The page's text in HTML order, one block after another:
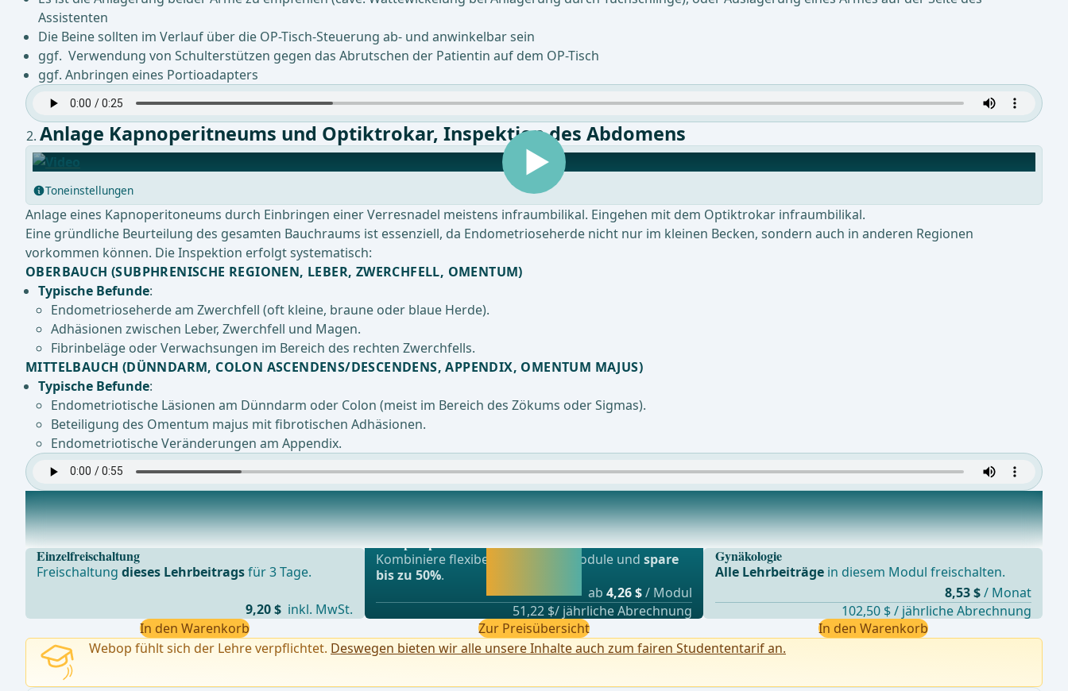
Assistenten
Die Beine sollten im Verlauf über die OP-Tisch-Steuerung ab- und anwinkelbar sein
ggf. Verwendung von Schulterstützen gegen das Abrutschen der Patientin auf dem OP-Tisch
ggf. Anbringen eines Portioadapters
Anlage Kapnoperitneums und Optiktrokar, Inspektion des Abdomens
Toneinstellungen
Anlage eines Kapnoperitoneums durch Einbringen einer Verresnadel meistens infraumbilikal. Eingehen mit dem Optiktrokar infraumbilikal.
Eine gründliche Beurteilung des gesamten Bauchraums ist essenziell, da Endometrioseherde nicht nur im kleinen Becken, sondern auch in anderen Regionen
vorkommen können. Die Inspektion erfolgt systematisch:
OBERBAUCH (SUBPHRENISCHE REGIONEN, LEBER, ZWERCHFELL, OMENTUM)
Typische Befunde:
Endometrioseherde am Zwerchfell (oft kleine, braune oder blaue Herde).
Adhäsionen zwischen Leber, Zwerchfell und Magen.
Fibrinbeläge oder Verwachsungen im Bereich des rechten Zwerchfells.
MITTELBAUCH (DÜNNDARM, COLON ASCENDENS/DESCENDENS, APPENDIX, OMENTUM MAJUS)
Typische Befunde:
Endometriotische Läsionen am Dünndarm oder Colon (meist im Bereich des Zökums oder Sigmas).
Beteiligung des Omentum majus mit fibrotischen Adhäsionen.
Endometriotische Veränderungen am Appendix.
Arbeitstrokar
Legen 2 weiterer 5 mm Arbeitstrokare unter Sicht.Die Auswahl der Anzahl und Position der laparoskop
Einzelfreischaltung
Freischaltungdieses Lehrbeitragsfür 3 Tage.
9,20 $ inkl. MwSt.
In den Warenkorb
Beliebtestes Angebot
webop - Sparflex
Kombiniere flexibel unsere Lernmodule undspare
bis zu 50%.
ab 4,26 $/ Modul
51,22 $/ jährliche Abrechnung
Zur Preisübersicht
Gynäkologie
Alle Lehrbeiträgein diesem Modul freischalten.
8,53 $ / Monat
102,50 $ / jährliche Abrechnung
In den Warenkorb
Webop fühlt sich der Lehre verpflichtet. Deswegen bieten wir alle unsere Inhalte auch zum fairen Studententarif an.